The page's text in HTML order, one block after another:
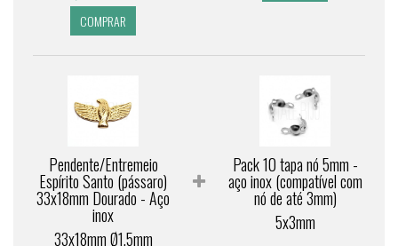
COMPRAR
Pendente/Entremeio
Espírito Santo (pássaro)
33x18mm Dourado - Aço
inox
33x18mm Ø1.5mm
Pack 10 tapa nó 5mm -
aço inox (compatível com
nó de até 3mm)
5x3mm